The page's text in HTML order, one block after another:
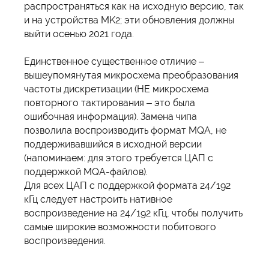
распространяться как на исходную версию, так
и на устройства MK2; эти обновления должны
выйти осенью 2021 года.
Единственное существенное отличие –
вышеупомянутая микросхема преобразования
частоты дискретизации (НЕ микросхема
повторного тактирования – это была
ошибочная информация). Замена чипа
позволила воспроизводить формат MQA, не
поддерживавшийся в исходной версии
(напоминаем: для этого требуется ЦАП с
поддержкой MQA-файлов).
Для всех ЦАП с поддержкой формата 24/192
кГц следует настроить нативное
воспроизведение на 24/192 кГц, чтобы получить
самые широкие возможности побитового
воспроизведения.